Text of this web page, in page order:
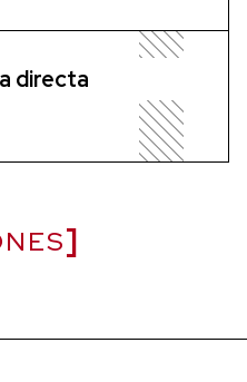
directa